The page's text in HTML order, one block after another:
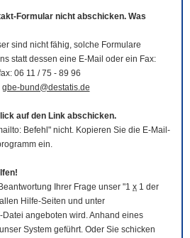
Formular nicht abschicken. Was
sind nicht fähig, solche Formulare
statt dessen eine E-Mail oder ein Fax:
06 11 / 75 - 89 96
gbe-bund@destatis.de
auf den Link abschicken.
Befehl" nicht. Kopieren Sie die E-Mail-
ein.
Ihrer Frage unser "1 x 1 der
Hilfe-Seiten und unter
-Datei angeboten wird. Anhand eines
System geführt. Oder Sie schicken